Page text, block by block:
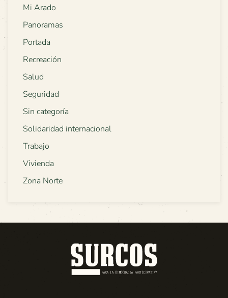
Mi Arado
Panoramas
Portada
Recreación
Salud
Seguridad
Sin categoría
Solidaridad internacional
Trabajo
Vivienda
Zona Norte